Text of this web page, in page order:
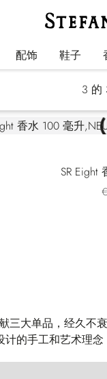
配饰 鞋子
3 的
SR Eight
三大单品，经久
计的手工和艺术理念